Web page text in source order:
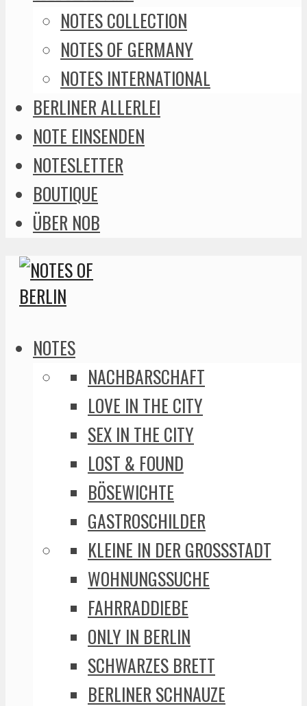
NOTES COLLECTION
NOTES OF GERMANY
NOTES INTERNATIONAL
BERLINER ALLERLEI
NOTE EINSENDEN
NOTESLETTER
BOUTIQUE
ÜBER NOB
NOTES
NACHBARSCHAFT
LOVE IN THE CITY
SEX IN THE CITY
LOST & FOUND
BÖSEWICHTE
GASTROSCHILDER
KLEINE IN DER GROSSSTADT
WOHNUNGSSUCHE
FAHRRADDIEBE
ONLY IN BERLIN
SCHWARZES BRETT
BERLINER SCHNAUZE